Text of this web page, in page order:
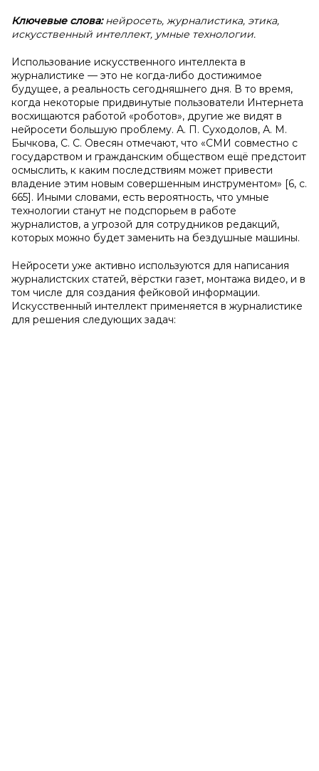
Ключевые слова:нейросеть, журналистика, этика,
искусственный интеллект, умные технологии.
Использование искусственного интеллекта в
журналистике — это не когда-либо достижимое
будущее, а реальность сегодняшнего дня. В то время,
когда некоторые придвинутые пользователи Интернета
восхищаются работой «роботов», другие же видят в
нейросети большую проблему. А. П. Суходолов, А. М.
Бычкова, С. С. Овесян отмечают, что «СМИ совместно с
государством и гражданским обществом ещё предстоит
осмыслить, к каким последствиям может привести
владение этим новым совершенным инструментом» [6, с.
665]. Иными словами, есть вероятность, что умные
технологии станут не подспорьем в работе
журналистов, а угрозой для сотрудников редакций,
которых можно будет заменить на бездушные машины.
Нейросети уже активно используются для написания
журналистских статей, вёрстки газет, монтажа видео, и в
том числе для создания фейковой информации.
Искусственный интеллект применяется в журналистике
для решения следующих задач: